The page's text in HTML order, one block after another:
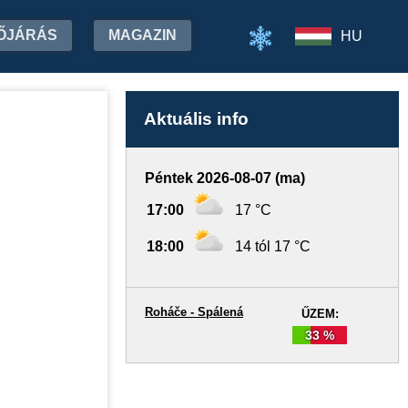
MAGAZIN HU
Aktuális info
Péntek 2026-08-07 (ma)
17:00 17 °C
18:00 14 tól 17 °C
ŰZEM:
33 %
Roháče - Spálená